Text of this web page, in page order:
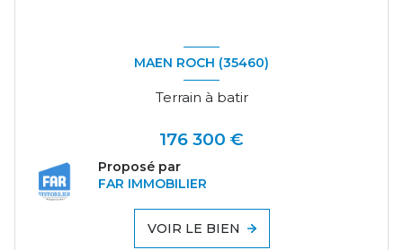
MAEN ROCH (35460)
Terrain à batir
176 300 €
Proposé par
FAR IMMOBILIER
VOIR LE BIEN